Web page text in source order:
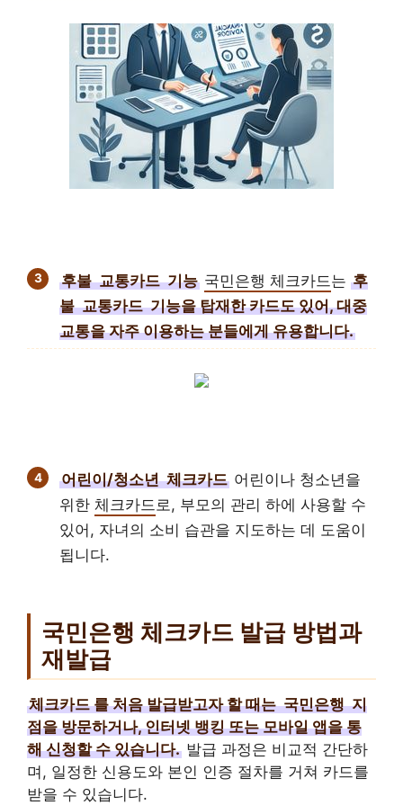
후불 교통카드 기능 국민은행 체크카드는 후
불 교통카드 기능을 탑재한 카드도 있어, 대중
교통을 자주 이용하는 분들에게 유용합니다.
어린이/청소년 체크카드 어린이나 청소년을
위한 체크카드로, 부모의 관리 하에 사용할 수
있어, 자녀의 소비 습관을 지도하는 데 도움이
됩니다.
국민은행 체크카드 발급 방법과
재발급
체크카드 를 처음 발급받고자 할 때는 국민은행 지
점을 방문하거나, 인터넷 뱅킹 또는 모바일 앱을 통
해 신청할 수 있습니다. 발급 과정은 비교적 간단하
며, 일정한 신용도와 본인 인증 절차를 거쳐 카드를
받을 수 있습니다.